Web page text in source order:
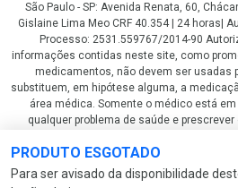
PRODUTO ESGOTADO
Para ser avisado da disponibilidade
São Paulo - SP: Avenida Renata, 60,
Gislaine Lima Meo CRF 40.354 | 24 horas|
Processo: 2531.559767/2014-90
informações contidas neste site, como
medicamentos, não devem ser usadas
substituem, em hipótese alguma, a
área médica. Somente o médico está
qualquer problema de saúde e
fotos contidas em nosso site são
disponibilidade sujeitos a alterações no
antimicrobianos vendas apenas em lojas